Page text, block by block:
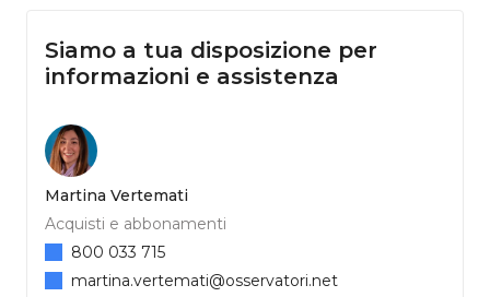
Siamo a tua disposizione per
informazioni e assistenza
Martina Vertemati
Acquisti e abbonamenti
800 033 715
martina.vertemati@osservatori.net